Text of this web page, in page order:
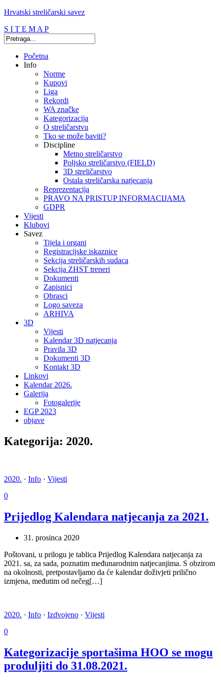
Hrvatski streličarski savez
S I T E M A P
Početna
Info
Norme
Kupovi
Liga
Rekordi
WA značke
Kategorizacija
O streličarstvu
Tko se može baviti?
Discipline
Metno streličarstvo
Poljsko streličarstvo (FIELD)
3D streličarstvo
Ostala streličarska natjecanja
Reprezentacija
PRAVO NA PRISTUP INFORMACIJAMA
GDPR
Vijesti
Klubovi
Savez
Tijela i organi
Registracijske iskaznice
Sekcija streličarskih sudaca
Sekcija ZHST treneri
Dokumenti
Zapisnici
Obrasci
Logo saveza
ARHIVA
3D
Vijesti
Kalendar 3D natjecanja
Pravila 3D
Dokumenti 3D
Kontakt 3D
Linkovi
Kalendar 2026.
Galerija
Fotogalerije
EGP 2023
objave
Kategorija: 2020.
2020. · Info · Vijesti
0
Prijedlog Kalendara natjecanja za 2021.
31. prosinca 2020
Poštovani, u prilogu je tablica Prijedlog Kalendara natjecanja za
2021. sa, za sada, poznatim međunarodnim natjecanjima. S obzirom
na okolnosti, pretpostavljamo da će kalendar doživjeti prilično
izmjena, međutim od nečeg[…]
2020. · Info · Izdvojeno · Vijesti
0
Kategorizacije sportašima HOO se mogu
produljiti do 31.08.2021.